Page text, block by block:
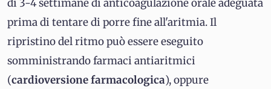
di 3-4 settimane di anticoagulazione orale adeguata
prima di tentare di porre fine all'aritmia. Il
ripristino del ritmo può essere eseguito
somministrando farmaci antiaritmici
(cardioversione farmacologica), oppure